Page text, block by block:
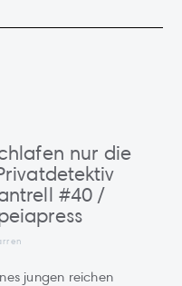
nur die
#40 /
jungen reichen